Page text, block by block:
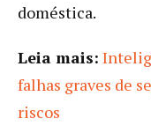
doméstica.
Leia mais:
falhas graves de
riscos